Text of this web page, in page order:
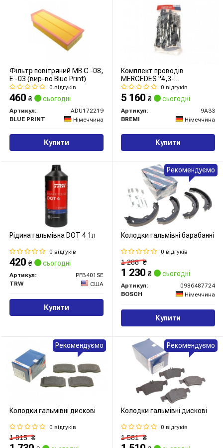
Фільтр повітряний MB C -08,
E -03 (вир-во Blue Print)
0 відгуків
460 ₴ сьогодні
Артикул:
ADU172219
BLUE PRINT
Німеччина
Купити
Комплект проводів
MERCEDES "4,3-
5,5AMG(M113) "97>>
0 відгуків
5 160 ₴ сьогодні
Артикул:
9A33
BREMI
Німеччина
Купити
Рідина гальмівна DOT 4 1л
0 відгуків
420 ₴ сьогодні
Артикул:
PFB401SE
TRW
США
Купити
Колодки гальмівні барабанні
0 відгуків
1 288₴
1 230 ₴ сьогодні
Артикул:
0986487724
BOSCH
Німеччина
Купити
Рекомендуємо
Колодки гальмівні дискові
0 відгуків
1 815₴
Рекомендуємо
Колодки гальмівні дискові
0 відгуків
1 581₴
Рекомендуємо